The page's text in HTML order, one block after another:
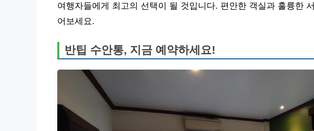
여행자들에게 최고의 선택이 될 것입니다. 편안한 객실과 훌륭한
어보세요.
반팁 수안통, 지금 예약하세요!